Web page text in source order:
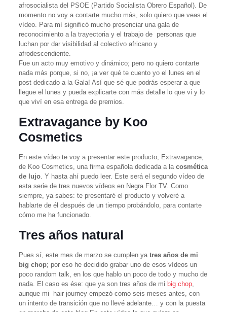
afrosocialista del PSOE (Partido Socialista Obrero Español). De
momento no voy a contarte mucho más, solo quiero que veas el
vídeo. Para mí significó mucho presenciar una gala de
reconocimiento a la trayectoria y el trabajo de personas que
luchan por dar visibilidad al colectivo africano y
afrodescendiente.
Fue un acto muy emotivo y dinámico; pero no quiero contarte
nada más porque, si no, ¡a ver qué te cuento yo el lunes en el
post dedicado a la Gala! Así que sé que podrás esperar a que
llegue el lunes y pueda explicarte con más detalle lo que vi y lo
que viví en esa entrega de premios.
Extravagance by Koo
Cosmetics
En este vídeo te voy a presentar este producto, Extravagance,
de Koo Cosmetics, una firma española dedicada a la cosmética
de lujo. Y hasta ahí puedo leer. Este será el segundo vídeo de
esta serie de tres nuevos vídeos en Negra Flor TV. Como
siempre, ya sabes: te presentaré el producto y volveré a
hablarte de él después de un tiempo probándolo, para contarte
cómo me ha funcionado.
Tres años natural
Pues sí, este mes de marzo se cumplen ya tres años de mi
big chop; por eso he decidido grabar uno de esos vídeos un
poco random talk, en los que hablo un poco de todo y mucho de
nada. El caso es ése: que ya son tres años de mi big chop,
aunque mi hair journey empezó como seis meses antes, con
un intento de transición que no llevé adelante… y con la puesta